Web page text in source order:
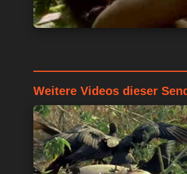
Weitere Videos dieser